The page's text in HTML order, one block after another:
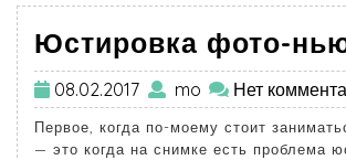
Юстировка фото-
08.02.2017 mo Нет
Первое, когда по-моему стоит
— это когда на снимке есть проблема